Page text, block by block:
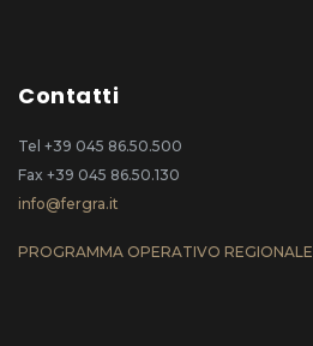
Contatti
Tel +39 045 86.50.500
Fax +39 045 86.50.130
info@fergra.it
PROGRAMMA OPERATIVO REGIONALE